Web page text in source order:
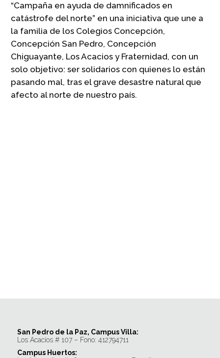
“Campaña en ayuda de damnificados en
catástrofe del norte” en una iniciativa que une a
la familia de los Colegios Concepción,
Concepción San Pedro, Concepción
Chiguayante, Los Acacios y Fraternidad, con un
solo objetivo: ser solidarios con quienes lo están
pasando mal, tras el grave desastre natural que
afecto al norte de nuestro país.
San Pedro de la Paz, Campus Villa:
Los Acacios # 107 – Fono: 412794711
Campus Huertos: